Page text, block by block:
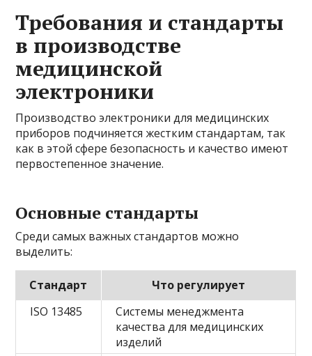
Требования и стандарты
в производстве
медицинской
электроники
Производство электроники для медицинских
приборов подчиняется жестким стандартам, так
как в этой сфере безопасность и качество имеют
первостепенное значение.
Основные стандарты
Среди самых важных стандартов можно
выделить:
Стандарт
Что регулирует
ISO 13485
Системы менеджмента
качества для медицинских
изделий